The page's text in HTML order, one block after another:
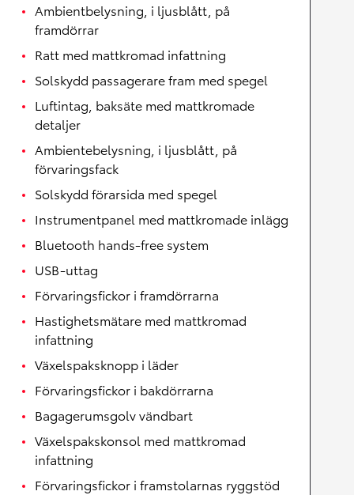
Ambientbelysning, i ljusblått, på
framdörrar
Ratt med mattkromad infattning
Solskydd passagerare fram med spegel
Luftintag, baksäte med mattkromade
detaljer
Ambientebelysning, i ljusblått, på
förvaringsfack
Solskydd förarsida med spegel
Instrumentpanel med mattkromade inlägg
Bluetooth hands-free system
USB-uttag
Förvaringsfickor i framdörrarna
Hastighetsmätare med mattkromad
infattning
Växelspaksknopp i läder
Förvaringsfickor i bakdörrarna
Bagagerumsgolv vändbart
Växelspakskonsol med mattkromad
infattning
Förvaringsfickor i framstolarnas ryggstöd